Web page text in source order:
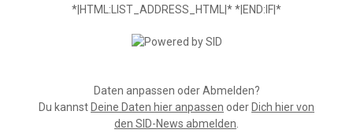
*|HTML:LIST_ADDRESS_HTML|* *|END:IF|*
Daten anpassen oder Abmelden?
Du kannst Deine Daten hier anpassen oder Dich hier von
den SID-News abmelden